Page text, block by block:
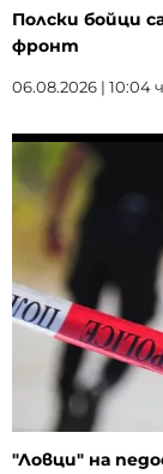
Полски бойци
фронт
06.08.2026 | 10:04
"Ловци" на